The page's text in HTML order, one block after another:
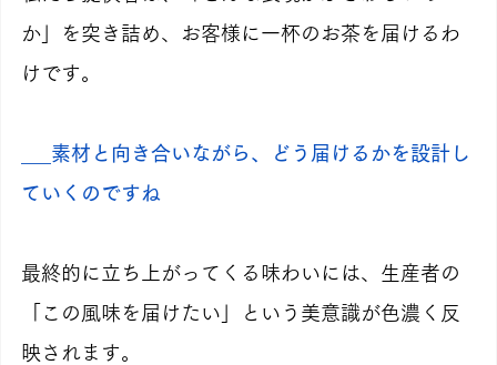
か」を突き詰め、お客様に一杯のお茶を届けるわ
けです。
___素材と向き合いながら、どう届けるかを設計し
ていくのですね
最終的に立ち上がってくる味わいには、生産者の
「この風味を届けたい」という美意識が色濃く反
映されます。